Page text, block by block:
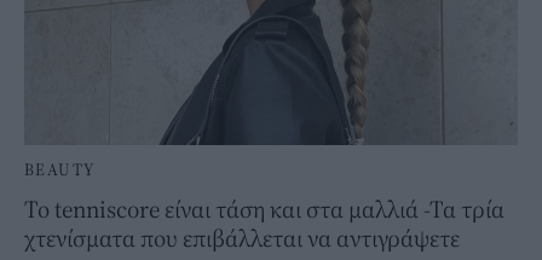
BEAUTY
Το tenniscore είναι τάση και στα μαλλιά -Τα τρία
χτενίσματα που επιβάλλεται να αντιγράψετε